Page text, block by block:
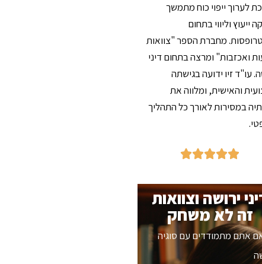
לערוך ייפוי כוח מתמשך
ייעוץ וליווי בתחום
מחברת הספר "צוואות
ואכזבות" ומרצה בתחום דיני
עו"ד זיו ידועה בגישתה
והאישית, ומלווה את
במסירות לאורך כל התהליך
ירושה וצוואות
זה לא משחק
אתם מתמודדים עם סוגיה